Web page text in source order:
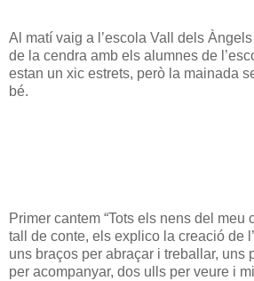
Al matí vaig a l’escola Vall dels
de la cendra amb els alumnes de
estan un xic estrets, però la mainada
bé.
Primer cantem “Tots els nens del meu
tall de conte, els explico la creació de
uns braços per abraçar i treballar, uns
per acompanyar, dos ulls per veure i